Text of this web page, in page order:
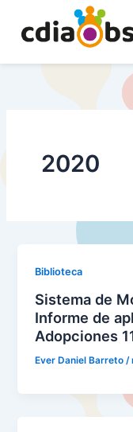
contenido
2020
Biblioteca
Sistema de
Informe de
Adopciones
Ever Daniel Barreto /